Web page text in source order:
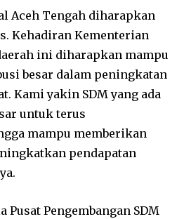
Aceh Tengah diharapkan
Kehadiran Kementerian
ini diharapkan mampu
besar dalam peningkatan
Kami yakin SDM yang ada
untuk terus
mampu memberikan
pendapatan
Pusat Pengembangan SDM